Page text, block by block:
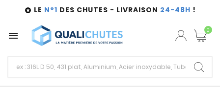
 LE N°1 DES CHUTES - LIVRAISON 24-48H !
 0